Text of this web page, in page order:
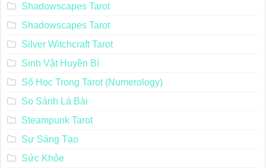
Shadowscapes Tarot
Shadowscapes Tarot
Silver Witchcraft Tarot
Sinh Vật Huyền Bí
Số Học Trong Tarot (Numerology)
So Sánh Lá Bài
Steampunk Tarot
Sự Sáng Tạo
Sức Khỏe